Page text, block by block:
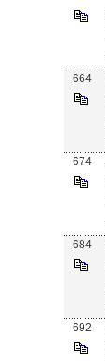
664
674
684
692